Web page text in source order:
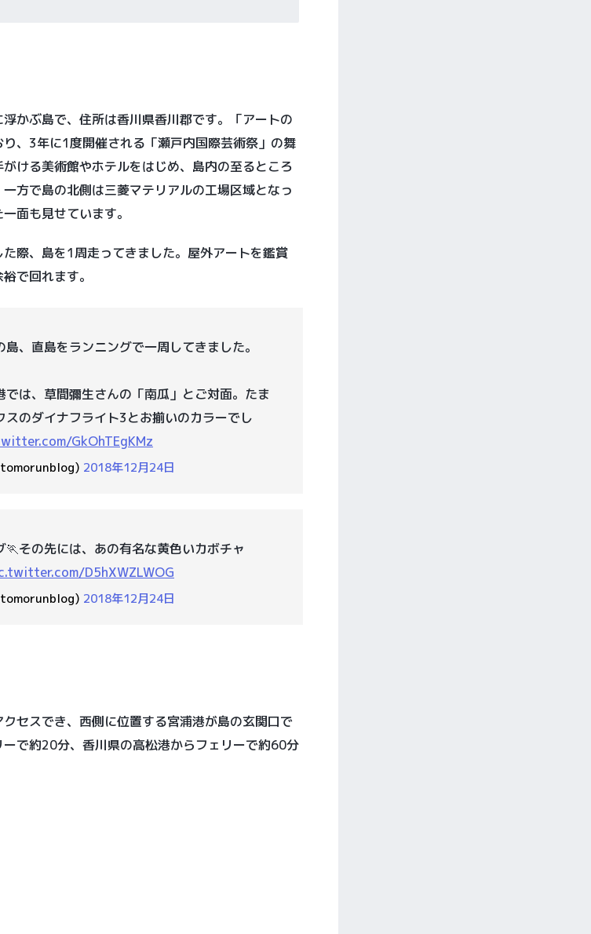
かぶ島で、住所は香川県香川郡です。「アートの
、3年に1度開催される「瀬戸内国際芸術祭」の舞
ける美術館やホテルをはじめ、島内の至るところ
方で島の北側は三菱マテリアルの工場区域となっ
面も見せています。
際、島を1周走ってきました。屋外アートを鑑賞
で回れます。
、直島をランニングで一周してきました。
では、草間彌生さんの「南瓜」とご対面。たま
スのダイナフライト3とお揃いのカラーでし
GkOhTEgKMz
2018年12月24日
その先には、あの有名な黄色いカボチャ
D5hXWZLWOG
2018年12月24日
セスでき、西側に位置する宮浦港が島の玄関口で
で約20分、香川県の高松港からフェリーで約60分